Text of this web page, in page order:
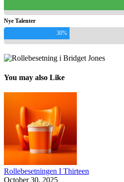
Nye Talenter
30%
You may also Like
Rollebesetningen I Thirteen
October 30, 2025